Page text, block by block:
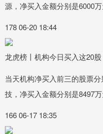
源，净买入金额分别是6000万
178 06-20 18:44
龙虎榜丨机构今日买入这20
当天机构净买入前三的股票
技，净买入金额分别是8497万
166 06-17 18:35